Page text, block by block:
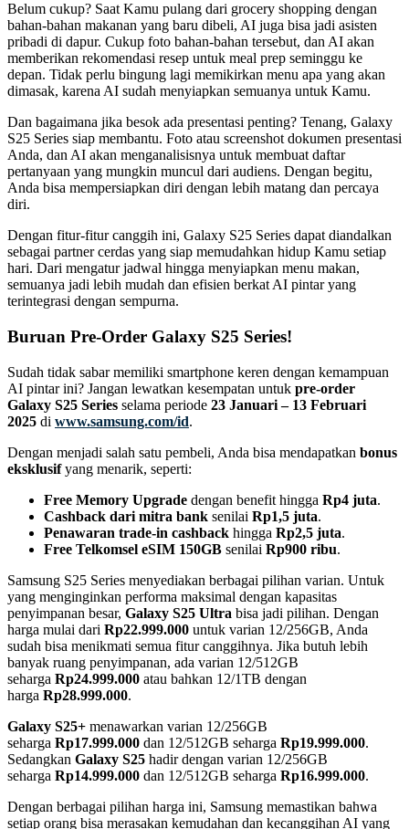
Belum cukup? Saat Kamu pulang dari grocery shopping dengan
bahan-bahan makanan yang baru dibeli, AI juga bisa jadi asisten
pribadi di dapur. Cukup foto bahan-bahan tersebut, dan AI akan
memberikan rekomendasi resep untuk meal prep seminggu ke
depan. Tidak perlu bingung lagi memikirkan menu apa yang akan
dimasak, karena AI sudah menyiapkan semuanya untuk Kamu.
Dan bagaimana jika besok ada presentasi penting? Tenang, Galaxy
S25 Series siap membantu. Foto atau screenshot dokumen presentasi
Anda, dan AI akan menganalisisnya untuk membuat daftar
pertanyaan yang mungkin muncul dari audiens. Dengan begitu,
Anda bisa mempersiapkan diri dengan lebih matang dan percaya
diri.
Dengan fitur-fitur canggih ini, Galaxy S25 Series dapat diandalkan
sebagai partner cerdas yang siap memudahkan hidup Kamu setiap
hari. Dari mengatur jadwal hingga menyiapkan menu makan,
semuanya jadi lebih mudah dan efisien berkat AI pintar yang
terintegrasi dengan sempurna.
Buruan Pre-Order Galaxy S25 Series!
Sudah tidak sabar memiliki smartphone keren dengan kemampuan
AI pintar ini? Jangan lewatkan kesempatan untuk pre-order
Galaxy S25 Series selama periode 23 Januari – 13 Februari
2025 di www.samsung.com/id.
Dengan menjadi salah satu pembeli, Anda bisa mendapatkan bonus
eksklusifyang menarik, seperti:
Free Memory Upgrade dengan benefit hingga Rp4 juta.
Cashback dari mitra bank senilai Rp1,5 juta.
Penawaran trade-in cashback hingga Rp2,5 juta.
Free Telkomsel eSIM 150GB senilai Rp900 ribu.
Samsung S25 Series menyediakan berbagai pilihan varian. Untuk
yang menginginkan performa maksimal dengan kapasitas
penyimpanan besar, Galaxy S25 Ultra bisa jadi pilihan. Dengan
harga mulai dari Rp22.999.000 untuk varian 12/256GB, Anda
sudah bisa menikmati semua fitur canggihnya. Jika butuh lebih
banyak ruang penyimpanan, ada varian 12/512GB
seharga Rp24.999.000 atau bahkan 12/1TB dengan
harga Rp28.999.000.
Galaxy S25+ menawarkan varian 12/256GB
seharga Rp17.999.000 dan 12/512GB seharga Rp19.999.000.
Sedangkan Galaxy S25 hadir dengan varian 12/256GB
seharga Rp14.999.000 dan 12/512GB seharga Rp16.999.000.
Dengan berbagai pilihan harga ini, Samsung memastikan bahwa
setiap orang bisa merasakan kemudahan dan kecanggihan AI yang